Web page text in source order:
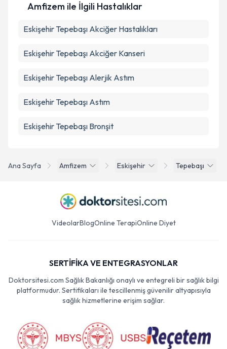
Ana Sayfa Amfizem Eskişehir Tepebaşı
Amfizem ile İlgili Hastalıklar
Eskişehir Tepebaşı Akciğer Hastalıkları
Eskişehir Tepebaşı Akciğer Kanseri
Eskişehir Tepebaşı Alerjik Astım
Eskişehir Tepebaşı Astım
Eskişehir Tepebaşı Bronşit
VideolarBlogOnline TerapiOnline Diyet
SERTİFİKA VE ENTEGRASYONLAR
Doktorsitesi.com Sağlık Bakanlığı onaylı ve entegreli bir sağlık bilgi
platformudur. Sertifikaları ile tescillenmiş güvenilir altyapısıyla
sağlık hizmetlerine erişim sağlar.